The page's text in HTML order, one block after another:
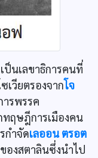
ป็นเลขาธิการคนที่
วียตรองจากโจ
ารพรรค
ฤษฎีการเมืองคน
กำจัดเลออน ตรอต
องสตาลินซึ่งนำไป